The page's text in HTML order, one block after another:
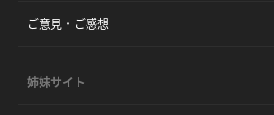
ご意見・ご感想
姉妹サイト